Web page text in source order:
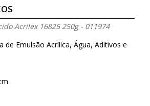
Acrilex 16825 250g - 011974
de Emulsão Acrílica, Água, Aditivos e